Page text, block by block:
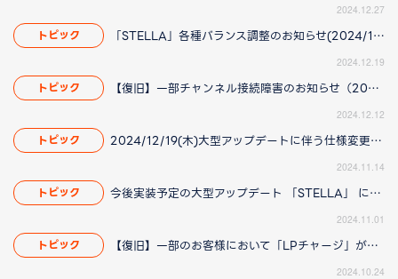
2024.12.27
トピック 「STELLA」各種バランス調整のお知らせ(2024/12/23 16:25更新)
2024.12.19
トピック 【復旧】一部チャンネル接続障害のお知らせ（2024/12/12 16:30更新）
2024.12.12
トピック 2024/12/19(木)大型アップデートに伴う仕様変更のお知らせ(2024/12/26(木)14:40更新)
2024.11.14
トピック 今後実装予定の大型アップデート 「STELLA」 に伴う仕様変更のお知らせ（2024/11/01 12:25更新）
2024.11.01
トピック 【復旧】一部のお客様において「LPチャージ」ができない場合がある件について（2024/10/24 13:45更新）
2024.10.24